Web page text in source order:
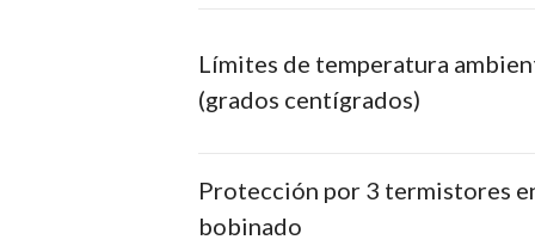
Límites de temperatura
(grados centígrados)
Protección por 3 termistores
bobinado